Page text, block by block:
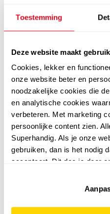
Toestemming
Deze website maakt
Cookies, lekker en
onze website beter en
noodzakelijke cookies die
en analytische cookies
verbeteren. Met marketing
persoonlijke content zien.
Superhandig. Als je onze
gebruiken, dan is het nodig
accepteert. Dit doe je door
website niet optimaal